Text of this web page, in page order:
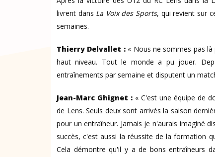
livrent dans La Voix des Sports, qui revient sur
semaines.
Thierry Delvallet :« Nous ne sommes pas là
haut niveau. Tout le monde a pu jouer.
entraînements par semaine et disputent un
Jean-Marc Ghignet : « C'est une équipe de
de Lens. Seuls deux sont arrivés la saison
pour un entraîneur. Jamais je n'aurais imaginé
succès, c'est aussi la réussite de la formation
Cela démontre qu'il y a de bons entraîneurs